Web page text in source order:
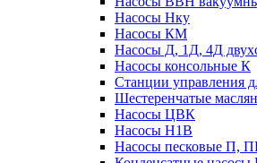
Насосы Нку
Насосы КМ
Насосы Д, 1Д, 4Д
Насосы консольные К
Станции управления
Шестеренчатые
Насосы ЦВК
Насосы Н1В
Насосы песковые